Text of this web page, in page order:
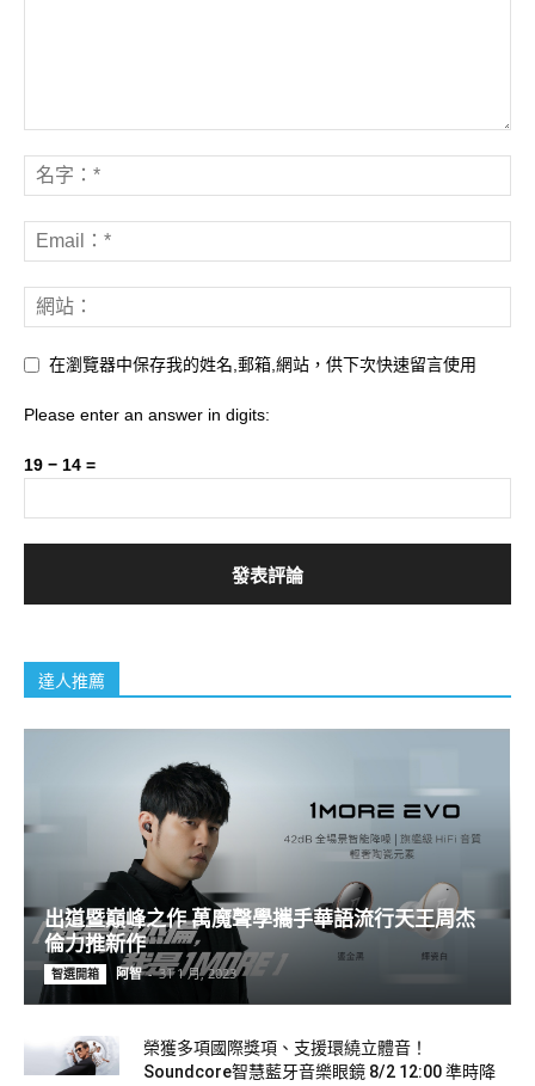
在瀏覽器中保存我的姓名,郵箱,網站，供下次快速留言使用
Please enter an answer in digits:
19 − 14 =
達人推薦
出道暨巔峰之作 萬魔聲學攜手華語流行天王周杰
倫力推新作
智選開箱 阿智 - 31 1 月, 2023
榮獲多項國際獎項、支援環繞立體音！
Soundcore智慧藍牙音樂眼鏡 8/2 12:00 準時降